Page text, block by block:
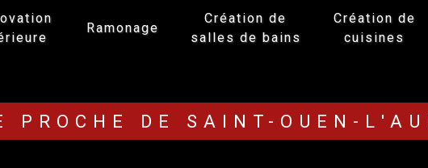
Ramonage
Création de
salles de bains
Création de
cuisines
PROCHE DE SAINT-OUEN-